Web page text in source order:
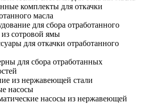
комплекты для откачки
масла
для сбора отработанного
из сотровой ямы
для откачки отработанного
для сбора отработанных
из нержавеющей стали
насосы
насосы из нержавеющей